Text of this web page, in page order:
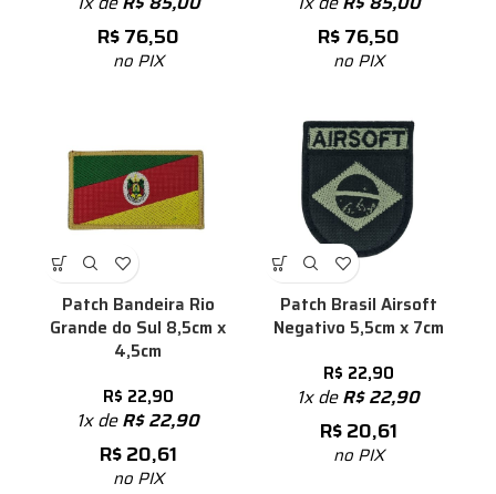
R$76,50
no PIX
R$76,50
no PIX
Patch Bandeira Rio
Grande do Sul 8,5cm x
4,5cm
R$ 22,90
1x deR$22,90
R$20,61
no PIX
Patch Brasil Airsoft
Negativo 5,5cm x 7cm
R$ 22,90
1x deR$22,90
R$20,61
no PIX